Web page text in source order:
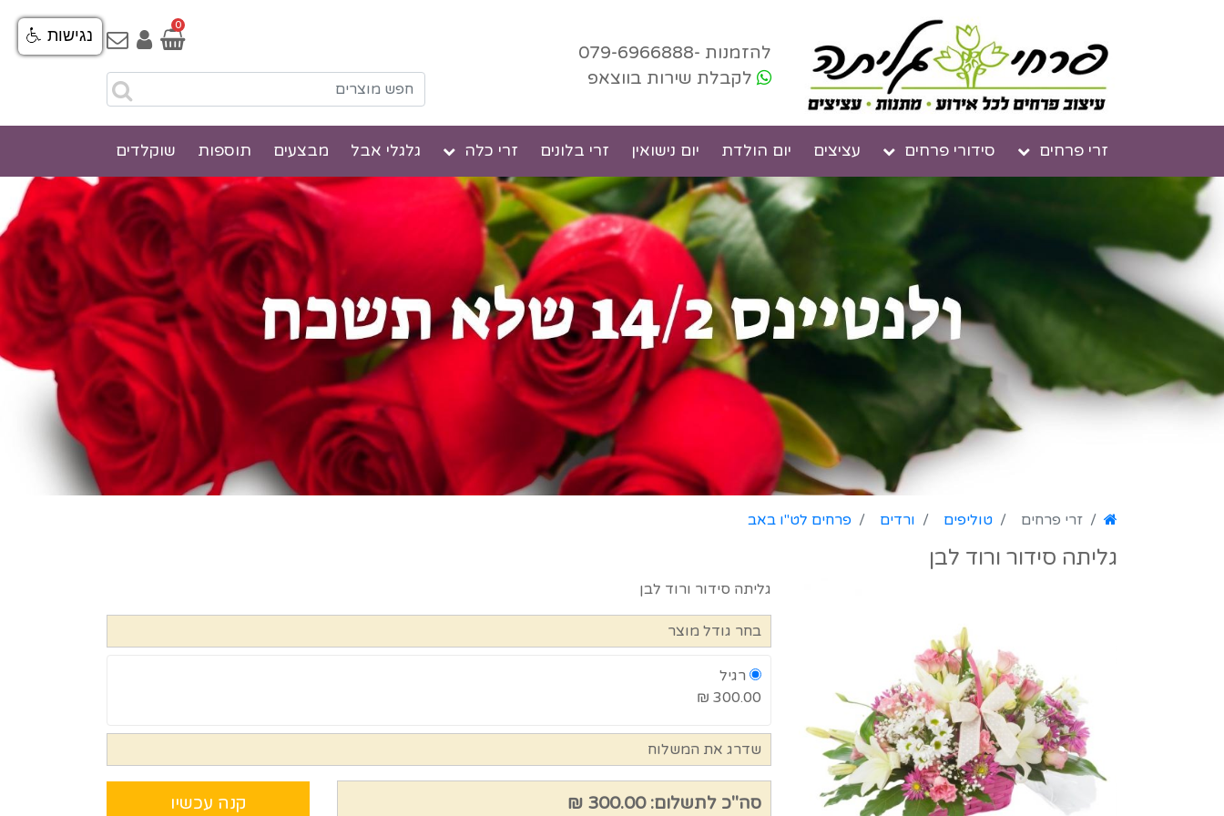
להזמנות -079-6966888
לקבלת שירות בווצאפ
0
זרי פרחים סידורי פרחים עציצים יום הולדת יום נישואין זרי בלונים זרי כלה גלגלי אבל מבצעים תוספות שוקלדים
זרי פרחים טוליפים ורדים פרחים לט"ו באב
גליתה סידור ורוד לבן
גליתה סידור ורוד לבן
בחר גודל מוצר
רגיל
300.00 ₪
שדרג את המשלוח
סה"כ לתשלום:300.00 ₪ קנה עכשיו
נגישות